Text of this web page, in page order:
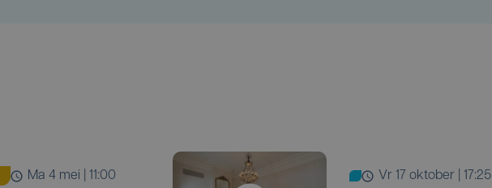
ma 4 mei | 11:00 vr 17 oktober | 17:25